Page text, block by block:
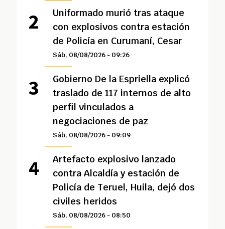
Uniformado murió tras ataque
con explosivos contra estación
de Policía en Curumaní, Cesar
Sáb, 08/08/2026 - 09:26
Gobierno De la Espriella explicó
traslado de 117 internos de alto
perfil vinculados a
negociaciones de paz
Sáb, 08/08/2026 - 09:09
Artefacto explosivo lanzado
contra Alcaldía y estación de
Policía de Teruel, Huila, dejó dos
civiles heridos
Sáb, 08/08/2026 - 08:50